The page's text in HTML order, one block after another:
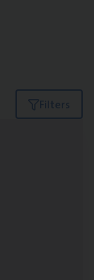
Filters